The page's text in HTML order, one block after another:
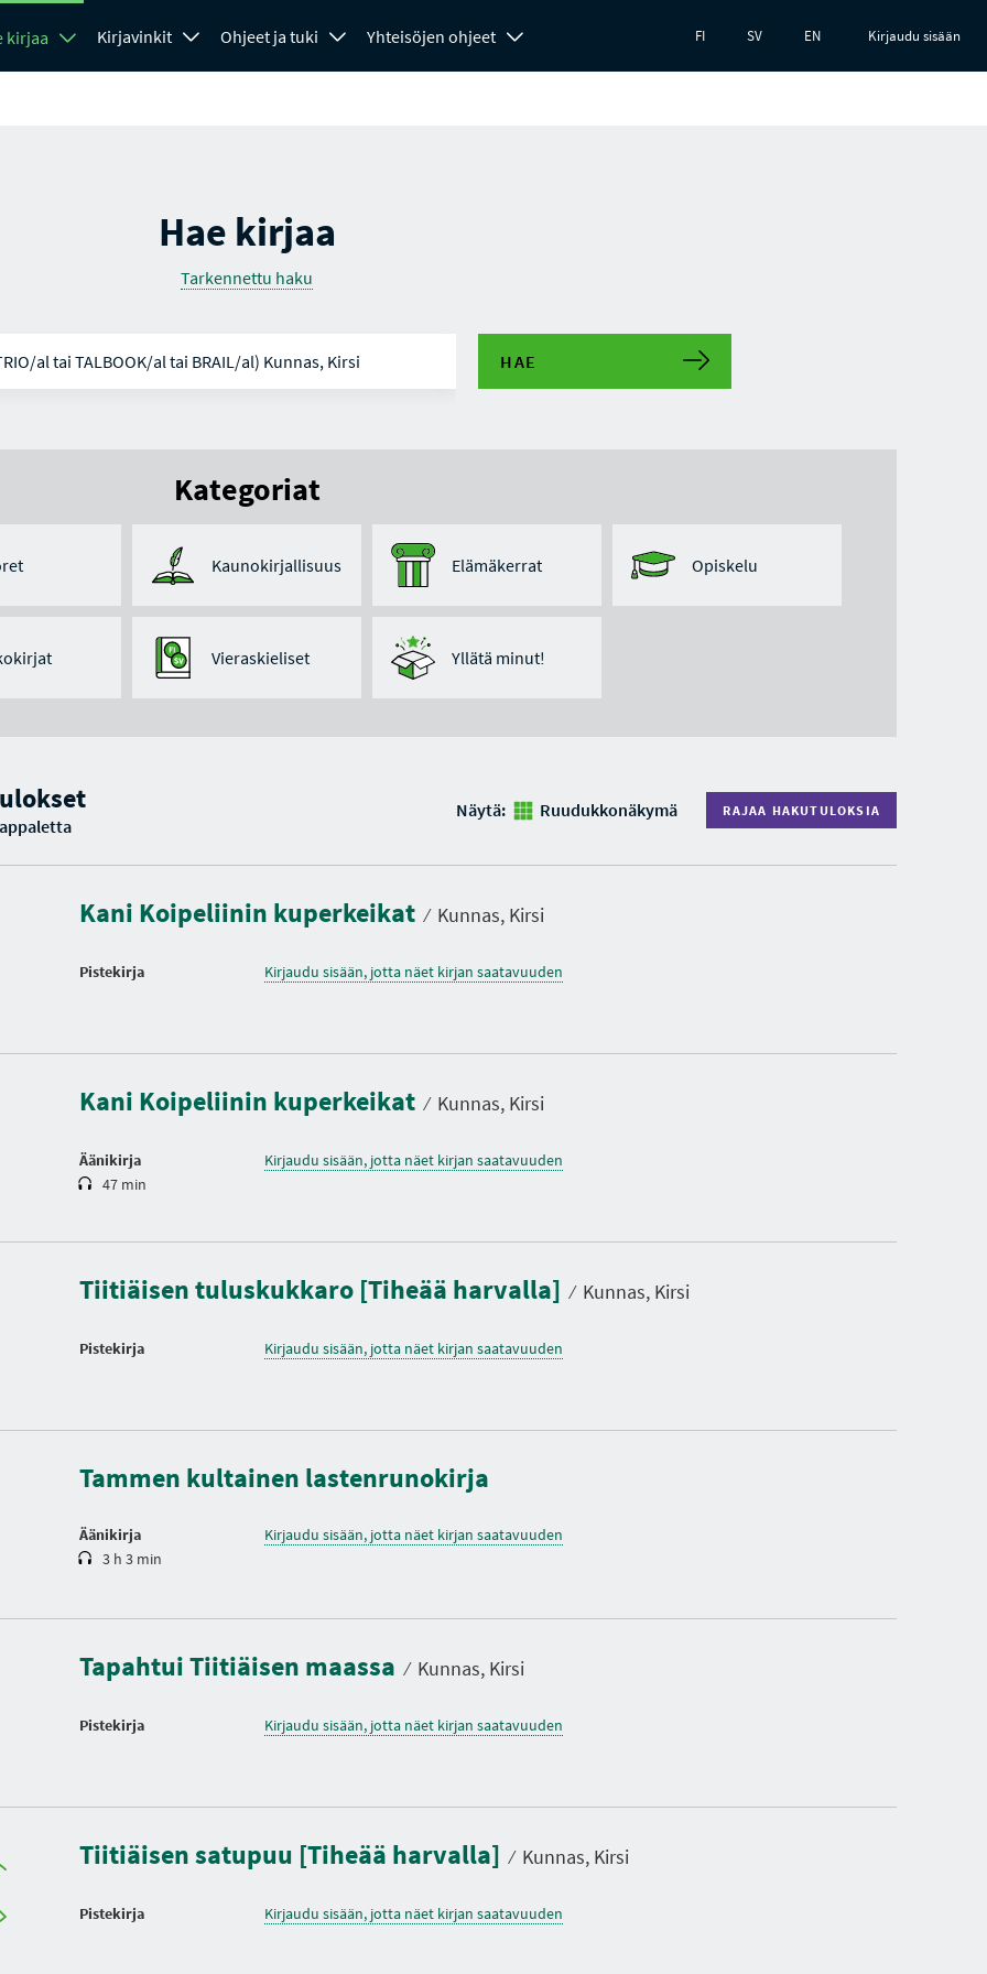
kirjaa Kirjavinkit Ohjeet ja tuki Yhteisöjen ohjeet FI SV EN Kirjaudu sisään
Hae kirjaa
Tarkennettu haku
HAE
Kategoriat
Kaunokirjallisuus Elämäkerrat Opiskelu
Vieraskieliset Yllätä minut!
Näytä: Ruudukkonäkymä RAJAA HAKUTULOKSIA
Kani Koipeliinin kuperkeikat ⁄ Kunnas, Kirsi
Pistekirja Kirjaudu sisään, jotta näet kirjan saatavuuden
Kani Koipeliinin kuperkeikat ⁄ Kunnas, Kirsi
Äänikirja
s
o
47 min
Kirjaudu sisään, jotta näet kirjan saatavuuden
Tiitiäisen tuluskukkaro [Tiheää harvalla] ⁄ Kunnas, Kirsi
Pistekirja Kirjaudu sisään, jotta näet kirjan saatavuuden
Tammen kultainen lastenrunokirja
Äänikirja
s
3 h 3 min
Kirjaudu sisään, jotta näet kirjan saatavuuden
Tapahtui Tiitiäisen maassa ⁄ Kunnas, Kirsi
Pistekirja Kirjaudu sisään, jotta näet kirjan saatavuuden
Tiitiäisen satupuu [Tiheää harvalla] ⁄ Kunnas, Kirsi
Pistekirja Kirjaudu sisään, jotta näet kirjan saatavuuden